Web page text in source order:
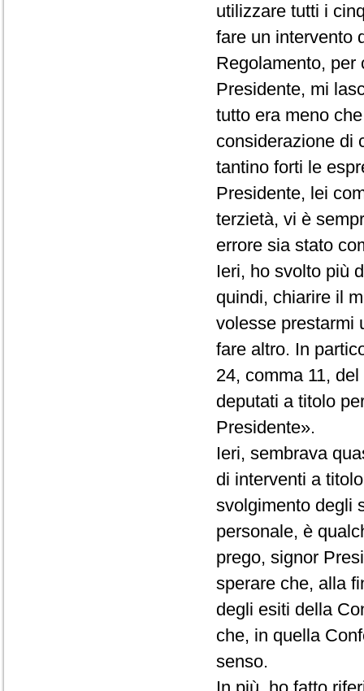
utilizzare tutti i
fare un intervento
Regolamento, per
Presidente, mi
tutto era meno
considerazione di
tantino forti le
Presidente, lei
terzietà, vi è
errore sia stato
Ieri, ho svolto più
quindi, chiarire il
volesse prestarmi
fare altro. In
24, comma 11,
deputati a titolo
Presidente».
Ieri, sembrava
di interventi a
svolgimento degli
personale, è
prego, signor
sperare che, alla
degli esiti della
che, in quella
senso.